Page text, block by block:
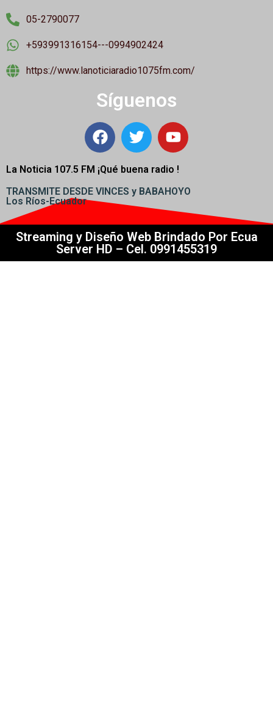
05-2790077
+593991316154---0994902424
https://www.lanoticiaradio1075fm.com/
Síguenos
La Noticia 107.5 FM ¡Qué buena radio !
TRANSMITE DESDE VINCES y BABAHOYO
Los Ríos-Ecuador
Streaming y Diseño Web Brindado Por Ecua
Server HD – Cel. 0991455319